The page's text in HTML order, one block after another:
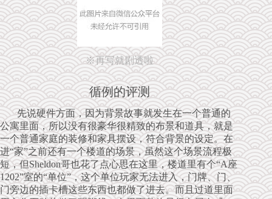
※再写就剧透啦
循例的评测
先说硬件方面，因为背景故事就发生在一个普通的
公寓里面，所以没有很豪华很精致的布景和道具，就是
一个普通家庭的装修和家具摆设，符合背景的设定。在
进“家”之前还有一个楼道的场景，虽然这个场景流程极
短，但Sheldon哥也花了点心思在这里，楼道里有个“A座
1202”室的“单位”，这个单位玩家无法进入，门牌、门、
门旁边的插卡槽这些东西也都做了进去。而且过道里面